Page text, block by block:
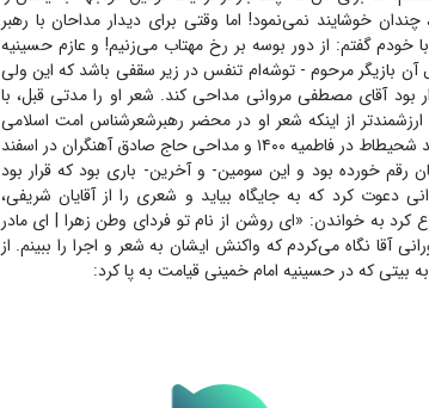
خوشایند نمی‌نمود! اما وقتی برای دیدار مداحان با رهبر
گفتم: از دور بوسه بر رخ مهتاب می‌زنیم! و عازم حسینیه
آن بازیگر مرحوم - توشه‌ام تنفس در زیر سقفی باشد که این ولی
آقای مصطفی مروانی مداحی کند. شعر او را مدتی قبل، با
از اینکه شعر او در محضر رهبرشعرشناس امت اسلامی
خوانده شود؛ تجربه‌ای که یک بار با مداحی شیخ سعید شحیطاط در فاطمیه ۱۴۰۰ و مداحی حاج صادق آهنگران در اسفند
رقم خورده بود و این سومین- و آخرین- باری بود که قرار بود
کرد که به جایگاه بیاید و شعری را از آقایان شریفی،
به خواندن:‌ «ای روشن از نام تو فردای وطن زهرا‌ | ای مادر
آقا نگاه می‌کردم که واکنش ایشان به شعر و اجرا را ببینم. از
که در حسینیه امام خمینی قیامت به پا کرد: